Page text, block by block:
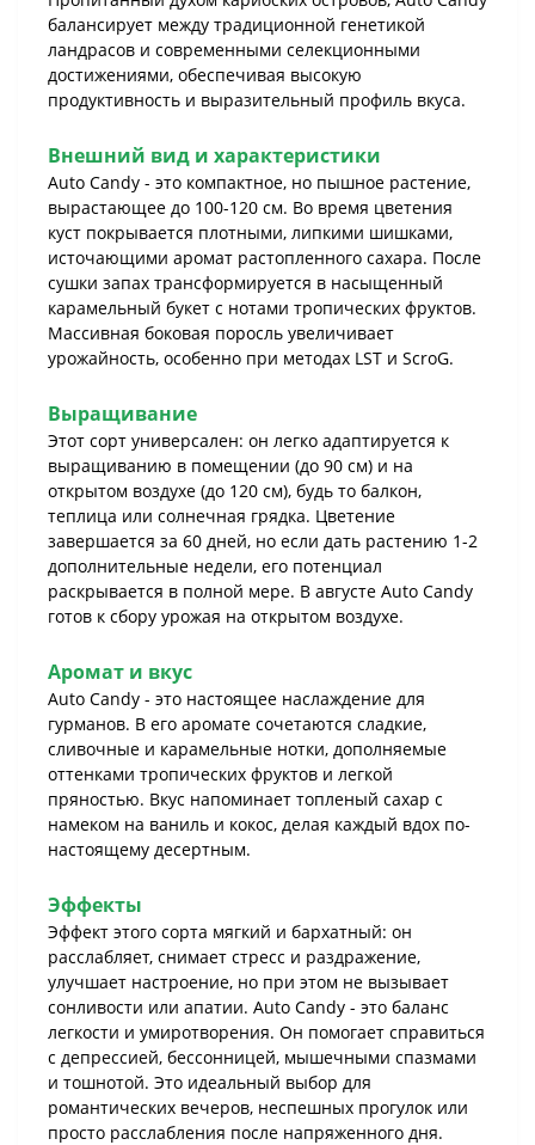
балансирует между традиционной генетикой
ландрасов и современными селекционными
достижениями, обеспечивая высокую
продуктивность и выразительный профиль вкуса.
Внешний вид и характеристики
Auto Candy - это компактное, но пышное растение,
вырастающее до 100-120 см. Во время цветения
куст покрывается плотными, липкими шишками,
источающими аромат растопленного сахара. После
сушки запах трансформируется в насыщенный
карамельный букет с нотами тропических фруктов.
Массивная боковая поросль увеличивает
урожайность, особенно при методах LST и ScroG.
Выращивание
Этот сорт универсален: он легко адаптируется к
выращиванию в помещении (до 90 см) и на
открытом воздухе (до 120 см), будь то балкон,
теплица или солнечная грядка. Цветение
завершается за 60 дней, но если дать растению 1-2
дополнительные недели, его потенциал
раскрывается в полной мере. В августе Auto Candy
готов к сбору урожая на открытом воздухе.
Аромат и вкус
Auto Candy - это настоящее наслаждение для
гурманов. В его аромате сочетаются сладкие,
сливочные и карамельные нотки, дополняемые
оттенками тропических фруктов и легкой
пряностью. Вкус напоминает топленый сахар с
намеком на ваниль и кокос, делая каждый вдох по-
настоящему десертным.
Эффекты
Эффект этого сорта мягкий и бархатный: он
расслабляет, снимает стресс и раздражение,
улучшает настроение, но при этом не вызывает
сонливости или апатии. Auto Candy - это баланс
легкости и умиротворения. Он помогает справиться
с депрессией, бессонницей, мышечными спазмами
и тошнотой. Это идеальный выбор для
романтических вечеров, неспешных прогулок или
просто расслабления после напряженного дня.